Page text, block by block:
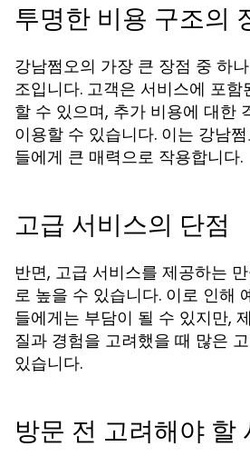
투명한 비용 구조의
강남쩜오의 가장 큰 장점 중 하
조입니다. 고객은 서비스에 포
할 수 있으며, 추가 비용에 대한
이용할 수 있습니다. 이는 강남
들에게 큰 매력으로 작용합니다.
고급 서비스의 단점
반면, 고급 서비스를 제공하는
로 높을 수 있습니다. 이로 인해
들에게는 부담이 될 수 있지만,
질과 경험을 고려했을 때 많은
있습니다.
방문 전 고려해야 할